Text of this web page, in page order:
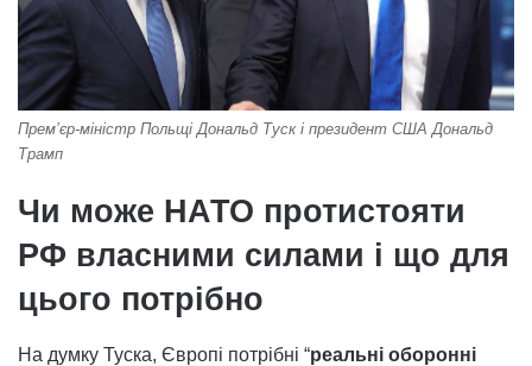
Прем’єр-міністр Польщі Дональд Туск і президент США Дональд
Трамп
Чи може НАТО протистояти
РФ власними силами і що для
цього потрібно
На думку Туска, Європі потрібні “реальні оборонні